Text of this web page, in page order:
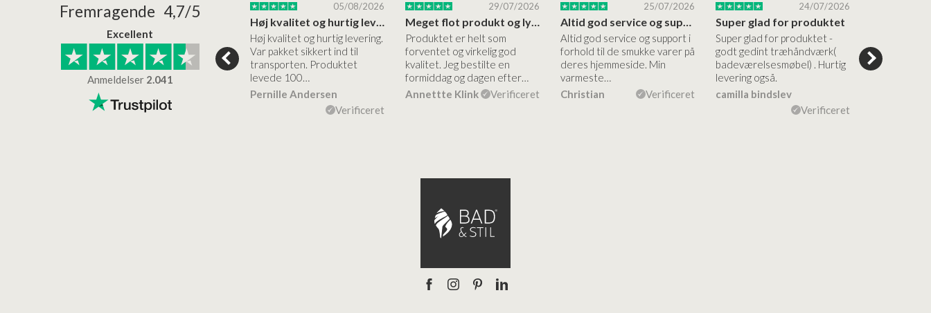
Fremragende 4,7/5
Excellent
Anmeldelser 2.041
24/01/2026
Superflot bademøbel og rigtig lynhurtig…
22/01/2026
Kanon god service
Kanon god service. Varerne
bliver leveret hurtigt, og det
er virkelig kvalitet.
Lise
05/08/2026
Høj kvalitet og hurtig levering
Høj kvalitet og hurtig levering.
Var pakket sikkert ind til
transporten. Produktet
levede 100…
Pernille Andersen
Verificeret
29/07/2026
Meget flot produkt og lynhurtigt levering
Produktet er helt som
forventet og virkelig god
kvalitet. Jeg bestilte en
formiddag og dagen efter…
Annettte Klink
Verificeret
25/07/2026
Altid god service og support i forhold…
Altid god service og support i
forhold til de smukke varer på
deres hjemmeside. Min
varmeste…
Christian
Verificeret
24/07/2026
Super glad for produktet
Super glad for produktet -
godt gedint træhåndværk(
badeværelsesmøbel) . Hurtig
levering også.
camilla bindslev
Verificeret
forståelig
nem